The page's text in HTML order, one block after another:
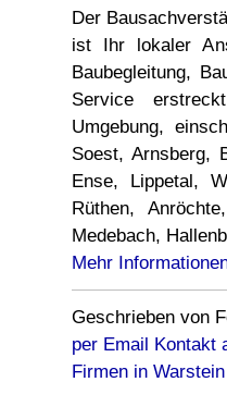
Der
ist Ihr lokaler
Baubegleitung,
Service
Umgebung,
Soest, Arnsberg,
Ense, Lippetal,
Rüthen,
Medebach,
Mehr
Geschrieben von
per Email Kontakt
Firmen in Warstein